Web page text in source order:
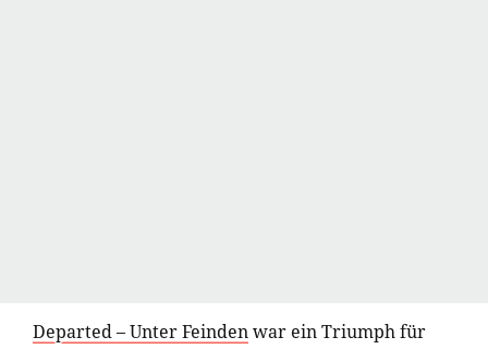
Departed – Unter Feindenwar ein Triumph für